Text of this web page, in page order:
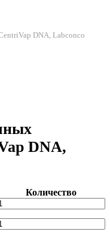
DNA, Labconco
DNA,
Количество